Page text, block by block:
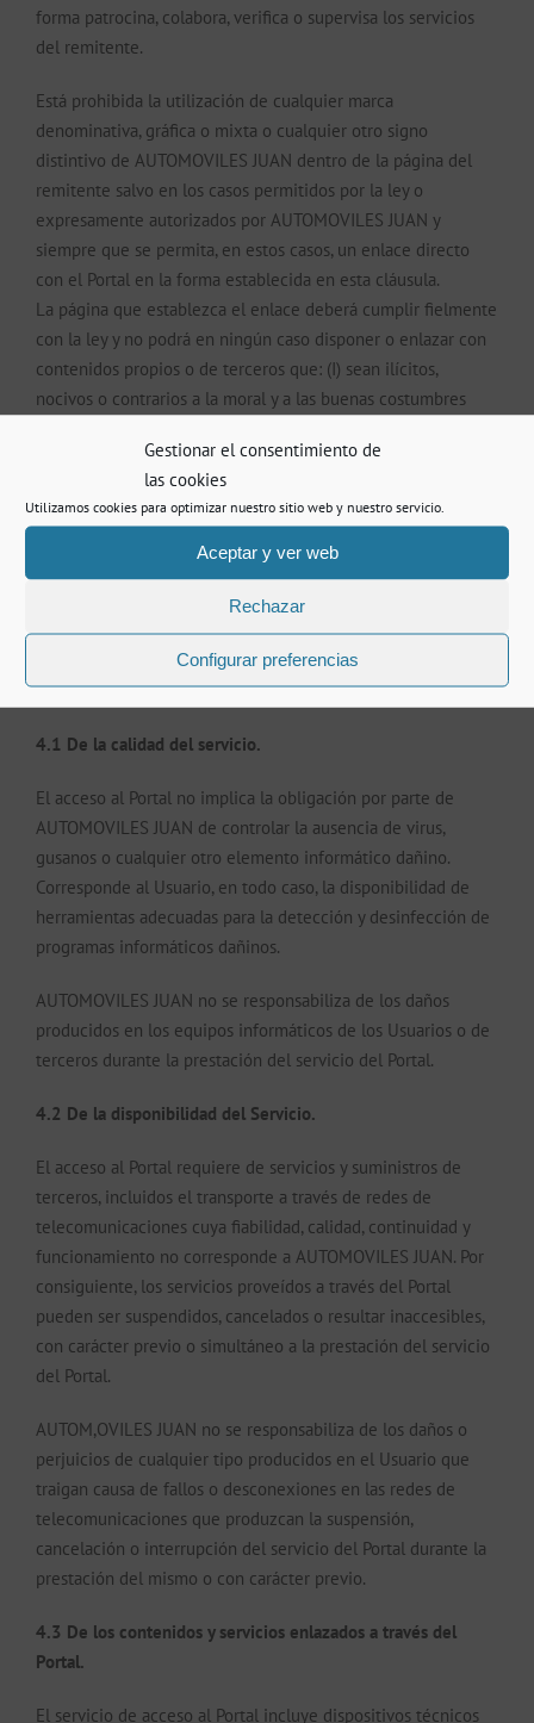
Gestionar el consentimiento de
las cookies
Utilizamos cookies para optimizar nuestro sitio web y nuestro servicio.
Aceptar y ver web
Rechazar
Configurar preferencias
forma patrocina, colabora, verifica o supervisa los servicios
del remitente.
Está prohibida la utilización de cualquier marca
denominativa, gráfica o mixta o cualquier otro signo
distintivo de AUTOMOVILES JUAN dentro de la página del
remitente salvo en los casos permitidos por la ley o
expresamente autorizados por AUTOMOVILES JUAN y
siempre que se permita, en estos casos, un enlace directo
con el Portal en la forma establecida en esta cláusula.
La página que establezca el enlace deberá cumplir fielmente
con la ley y no podrá en ningún caso disponer o enlazar con
contenidos propios o de terceros que: (I) sean ilícitos,
nocivos o contrarios a la moral y a las buenas costumbres
inducir en el Usuario la falsa concepción de que
AUTOMOVILES JUAN suscribe, respalda, se adhiere o de
cualquier manera apoya, las ideas, manifestaciones o
expresiones, lícitas o ilícitas, del remitente; (III) resulten
inapropiados o no pertinentes con la actividad de
AUTOMOVILES JUAN en atención al lugar, contenidos y
temática de la página web del remitente.
4. EXCLUSIÓN DE RESPONSABILIDAD
4.1 De la calidad del servicio.
El acceso al Portal no implica la obligación por parte de
AUTOMOVILES JUAN de controlar la ausencia de virus,
gusanos o cualquier otro elemento informático dañino.
Corresponde al Usuario, en todo caso, la disponibilidad de
herramientas adecuadas para la detección y desinfección de
programas informáticos dañinos.
AUTOMOVILES JUAN no se responsabiliza de los daños
producidos en los equipos informáticos de los Usuarios o de
terceros durante la prestación del servicio del Portal.
4.2 De la disponibilidad del Servicio.
El acceso al Portal requiere de servicios y suministros de
terceros, incluidos el transporte a través de redes de
telecomunicaciones cuya fiabilidad, calidad, continuidad y
funcionamiento no corresponde a AUTOMOVILES JUAN. Por
consiguiente, los servicios proveídos a través del Portal
pueden ser suspendidos, cancelados o resultar inaccesibles,
con carácter previo o simultáneo a la prestación del servicio
del Portal.
AUTOM,OVILES JUAN no se responsabiliza de los daños o
perjuicios de cualquier tipo producidos en el Usuario que
traigan causa de fallos o desconexiones en las redes de
telecomunicaciones que produzcan la suspensión,
cancelación o interrupción del servicio del Portal durante la
prestación del mismo o con carácter previo.
4.3 De los contenidos y servicios enlazados a través del
Portal.
El servicio de acceso al Portal incluye dispositivos técnicos